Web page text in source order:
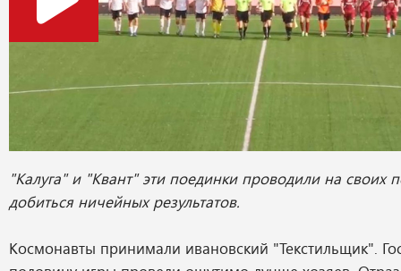
"Калуга" и "Квант" эти поединки проводили на своих
добиться ничейных результатов.
Космонавты принимали ивановский "Текстильщик".